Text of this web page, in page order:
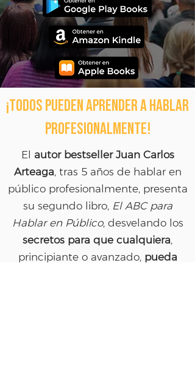
¡TODOS PUEDEN APRENDER A HABLAR
PROFESIONALMENTE!
El autor bestseller Juan Carlos
Arteaga, tras 5 años de hablar en
público profesionalmente, presenta
su segundo libro, El ABC para
Hablar en Público, desvelando los
secretos para que cualquiera,
principiante o avanzado, pueda